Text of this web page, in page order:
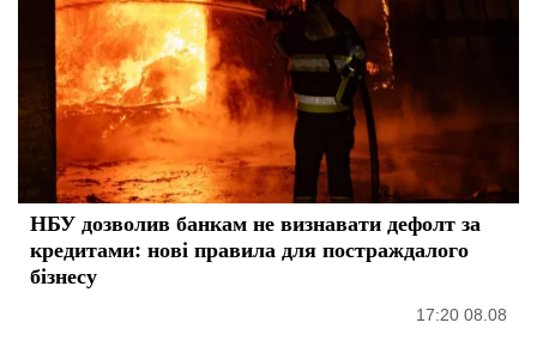
НБУ дозволив банкам не визнавати дефолт за
кредитами: нові правила для постраждалого
бізнесу
17:20 08.08